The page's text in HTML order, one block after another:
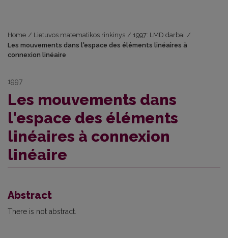
Home / Lietuvos matematikos rinkinys / 1997: LMD darbai /
Les mouvements dans l'espace des éléments linéaires à
connexion linéaire
1997
Les mouvements dans
l'espace des éléments
linéaires à connexion
linéaire
Abstract
There is not abstract.